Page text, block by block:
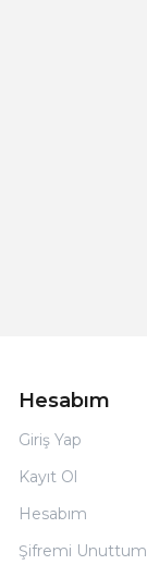
Hesabım
Giriş Yap
Kayıt Ol
Hesabım
Şifremi Unuttum